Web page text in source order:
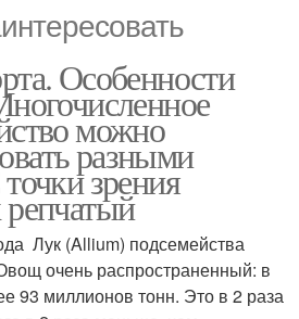
Особенности
можно
разными
зрения
репчатый
Лук (Allium) подсемейства
очень распространенный: в
93 миллионов тонн. Это в 2 раза